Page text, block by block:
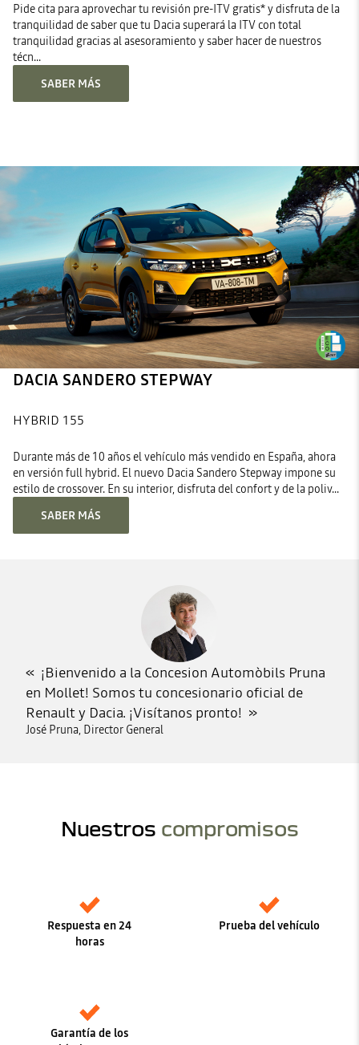
Pide cita para aprovechar tu revisión pre-ITV gratis* y disfruta de la
tranquilidad de saber que tu Dacia superará la ITV con total
tranquilidad gracias al asesoramiento y saber hacer de nuestros
técn...
SABER MÁS
DACIA SANDERO STEPWAY
HYBRID 155
Durante más de 10 años el vehículo más vendido en España, ahora
en versión full hybrid. El nuevo Dacia Sandero Stepway impone su
estilo de crossover. En su interior, disfruta del confort y de la poliv...
SABER MÁS
¡Bienvenido a la Concesion Automòbils Pruna
en Mollet! Somos tu concesionario oficial de
Renault y Dacia. ¡Visítanos pronto!
José Pruna, Director General
Nuestros compromisos
Respuesta en 24
horas
Prueba del vehículo
Garantía de los